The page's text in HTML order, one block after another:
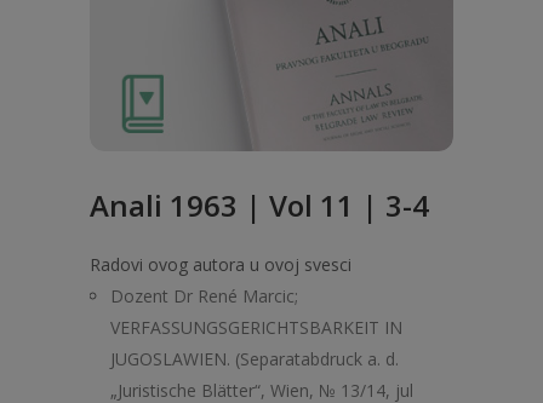
Anali 1963 | Vol 11 | 3-4
Radovi ovog autora u ovoj svesci
Dozent Dr René Marcic;
VERFASSUNGSGERICHTSBARKEIT IN
JUGOSLAWIEN. (Separatabdruck a. d.
„Juristische Blätter“, Wien, № 13/14, jul